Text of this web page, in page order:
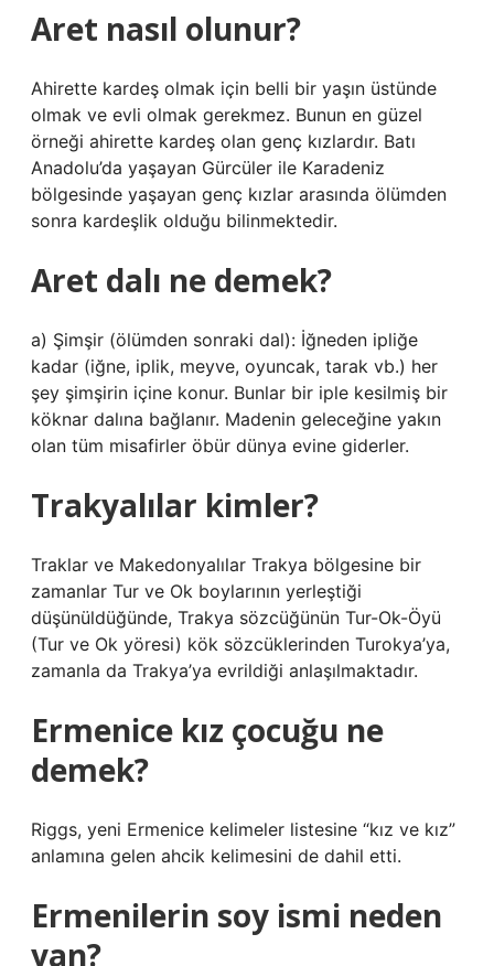
Aret nasıl olunur?
Ahirette kardeş olmak için belli bir yaşın üstünde
olmak ve evli olmak gerekmez. Bunun en güzel
örneği ahirette kardeş olan genç kızlardır. Batı
Anadolu’da yaşayan Gürcüler ile Karadeniz
bölgesinde yaşayan genç kızlar arasında ölümden
sonra kardeşlik olduğu bilinmektedir.
Aret dalı ne demek?
a) Şimşir (ölümden sonraki dal): İğneden ipliğe
kadar (iğne, iplik, meyve, oyuncak, tarak vb.) her
şey şimşirin içine konur. Bunlar bir iple kesilmiş bir
köknar dalına bağlanır. Madenin geleceğine yakın
olan tüm misafirler öbür dünya evine giderler.
Trakyalılar kimler?
Traklar ve Makedonyalılar Trakya bölgesine bir
zamanlar Tur ve Ok boylarının yerleştiği
düşünüldüğünde, Trakya sözcüğünün Tur-Ok-Öyü
(Tur ve Ok yöresi) kök sözcüklerinden Turokya’ya,
zamanla da Trakya’ya evrildiği anlaşılmaktadır.
Ermenice kız çocuğu ne
demek?
Riggs, yeni Ermenice kelimeler listesine “kız ve kız”
anlamına gelen ahcik kelimesini de dahil etti.
Ermenilerin soy ismi neden
yan?